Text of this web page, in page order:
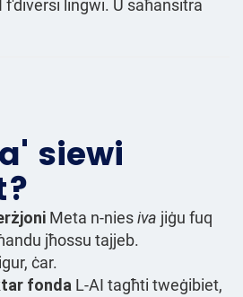
lingwi. U saħansitra
siewi
Meta n-niesiva jiġu fuq
jħossu tajjeb.
ċar.
fonda L-AI tagħti tweġibiet,